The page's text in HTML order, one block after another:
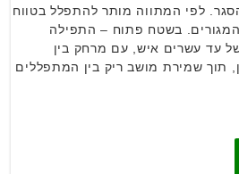
לפי המתווה מותר להתפלל בטווח
המגורים. בשטח פתוח – התפילה
עד עשרים איש, עם מרחק בין
תוך שמירת מושב ריק בין המתפללים